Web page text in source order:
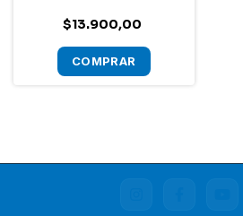
$13.900,00